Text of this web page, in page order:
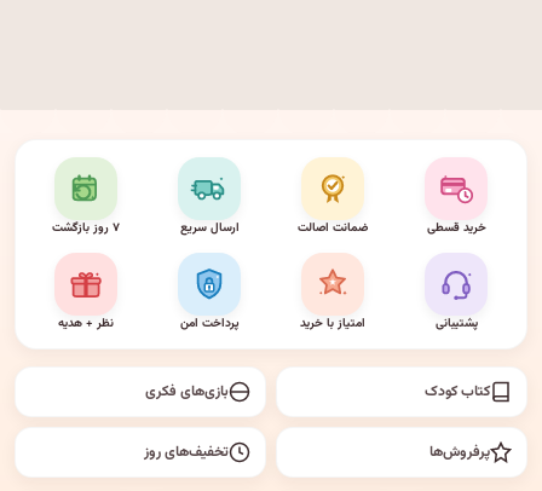
خرید قسطی ضمانت اصالت ارسال سریع ۷ روز بازگشت
پشتیبانی امتیاز با خرید پرداخت امن نظر + هدیه
کتاب کودک بازی‌های فکری
پرفروش‌ها تخفیف‌های روز